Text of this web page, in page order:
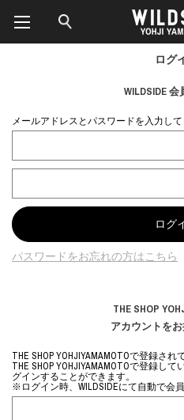
ログ
WILDSIDE
メールアドレスとパスワードを入力して
パスワードをお忘れの方はこちら
THE SHOP
アカウントを
THE SHOP YOHJIYAMAMOTOで登録さ
THE SHOP YOHJIYAMAMOTOで登録し
グインすることができます。
※ログイン時、WILDSIDEにて自動で会